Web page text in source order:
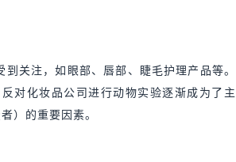
关注，如眼部、唇部、睫毛护理产品等。
对化妆品公司进行动物实验逐渐成为了主
）的重要因素。